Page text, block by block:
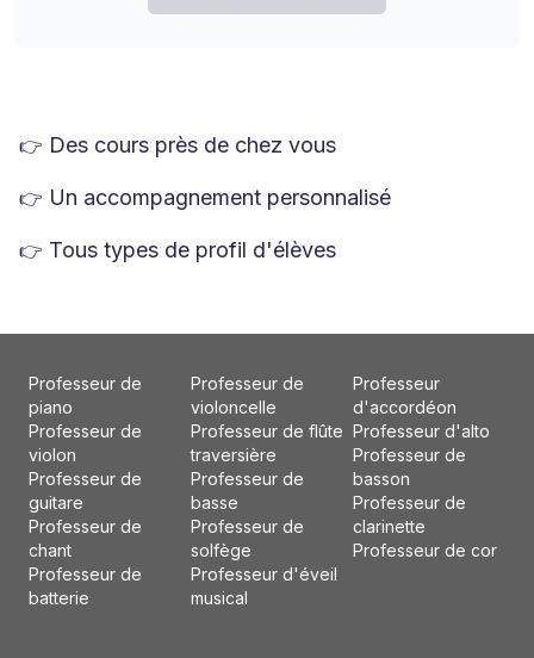
👉 Des cours près de chez vous
👉 Un accompagnement personnalisé
👉 Tous types de profil d'élèves
Professeur de
piano
Professeur de
violon
Professeur de
guitare
Professeur de
chant
Professeur de
batterie
Professeur de
violoncelle
Professeur de flûte
traversière
Professeur de
basse
Professeur de
solfège
Professeur d'éveil
musical
Professeur
d'accordéon
Professeur d'alto
Professeur de
basson
Professeur de
clarinette
Professeur de cor